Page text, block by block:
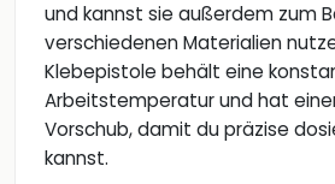
und kannst sie außerdem zum
verschiedenen Materialien
Klebepistole behält eine
Arbeitstemperatur und hat
Vorschub, damit du präzise
kannst.